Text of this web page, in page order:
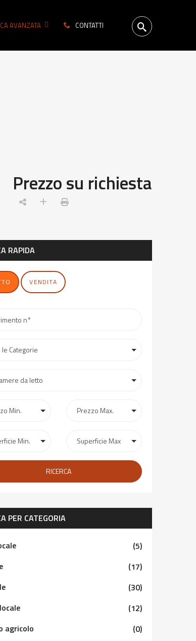
AVANZATA CONTATTI
Prezzo su richiesta
RAPIDA
VENDITA
RICERCA
PER CATEGORIA
(5)
(17)
(30)
(12)
agricolo
(0)